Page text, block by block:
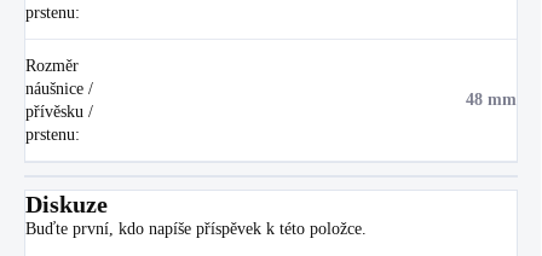
prstenu:
Rozměr
náušnice /
přívěsku /
prstenu:
48 mm
Diskuze
Buďte první, kdo napíše příspěvek k této položce.